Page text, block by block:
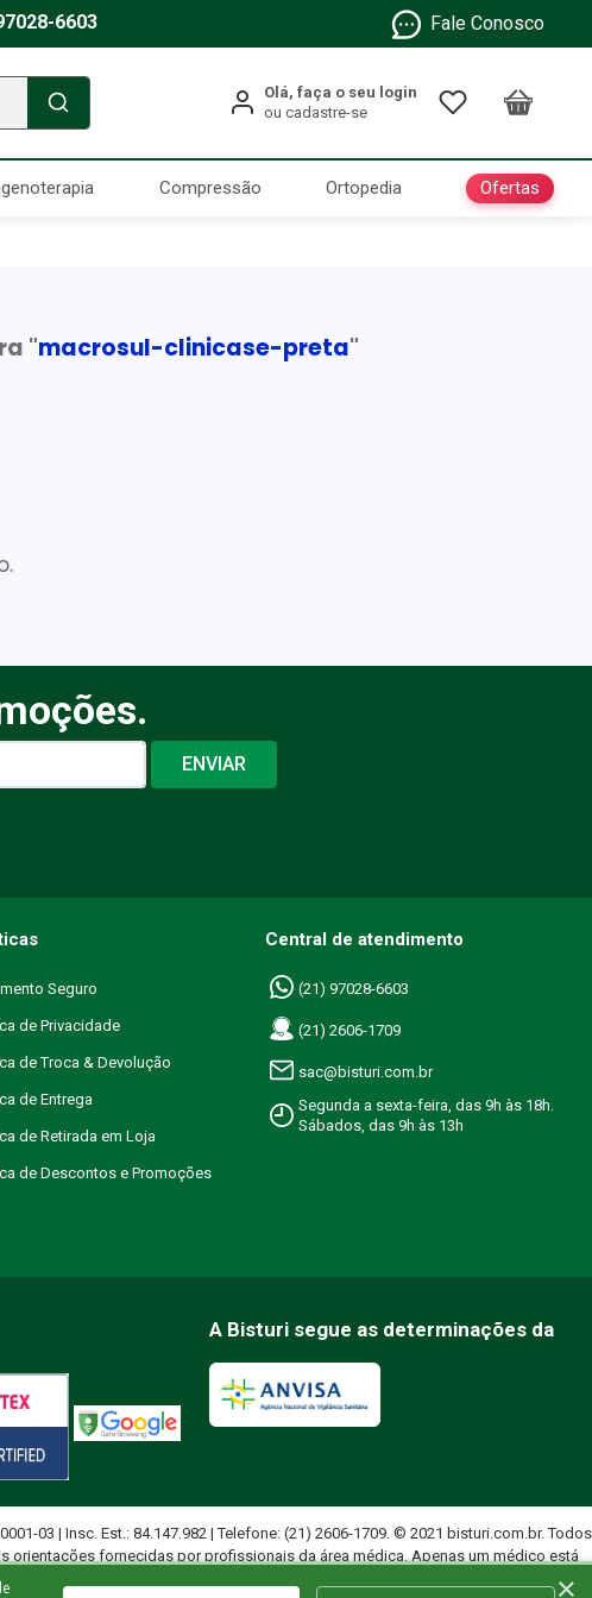
6603 Fale Conosco
Compressão Ortopedia Ofertas
"macrosul-clinicase-preta"
ENVIAR
Seguro
de Privacidade
de Troca & Devolução
de Entrega
de Retirada em Loja
de Descontos e Promoções
Central de atendimento
(21) 97028-6603
(21) 2606-1709
sac@bisturi.com.br
Segunda a sexta-feira, das 9h às 18h.
Sábados, das 9h às 13h
A Bisturi segue as determinações da
03 | Insc. Est.: 84.147.982 | Telefone: (21) 2606-1709. © 2021 bisturi.com.br. Todos
orientações fornecidas por profissionais da área médica. Apenas um médico está
adequados.
×